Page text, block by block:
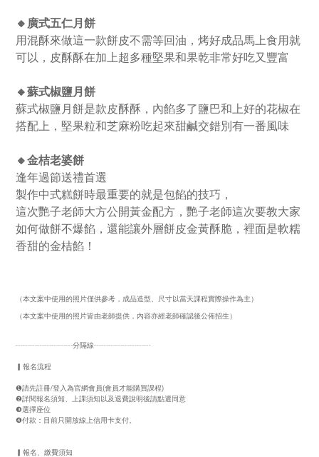
🔸廣式五仁月餅
用混酥來做這一款餅皮不需等回油，烤好成品馬上食用就
可以，皮酥酥在加上超多種堅果和果乾非常好吃又豐富
🔸蘇式椒鹽月餅
蘇式椒鹽月餅是款皮酥酥，內餡多了鹽巴和上好的花椒在
搭配上，堅果粒和芝麻粉吃起來甜鹹交錯別有一番風味
🔸金桔老婆餅
逢年過節送禮首選
製作中式糕餅時最重要的就是包餡的技巧，
這次艷子老師大方公開黃金配方，艷子老師這次要教大家
如何做餅不爆餡，還能讓外層餅皮金黃酥脆，裡面是軟糯
香甜的金桔餡！
（本文案中使用的照片僅供參考，成品造型、尺寸以當天課程實際操作為主）
（本文案中使用的照片皆由老師提供，內容亦經老師確認後公佈招生）
┄┄┄┄┄┄┄┄分隔線┄┄┄┄┄┄┄┄
▎報名流程
❶請先註冊/登入為官網會員(會員才能購買課程)
❷詳閱報名須知、上課須知以及退費說明後請點選同意
❸選擇座位
❹付款：目前只開放線上信用卡支付。
▎報名、繳費須知